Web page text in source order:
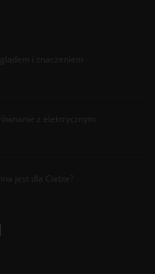
i znaczeniem
z elektrycznym
jest dla Ciebie?